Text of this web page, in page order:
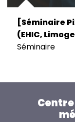
[Séminaire
(EHIC,
Séminaire